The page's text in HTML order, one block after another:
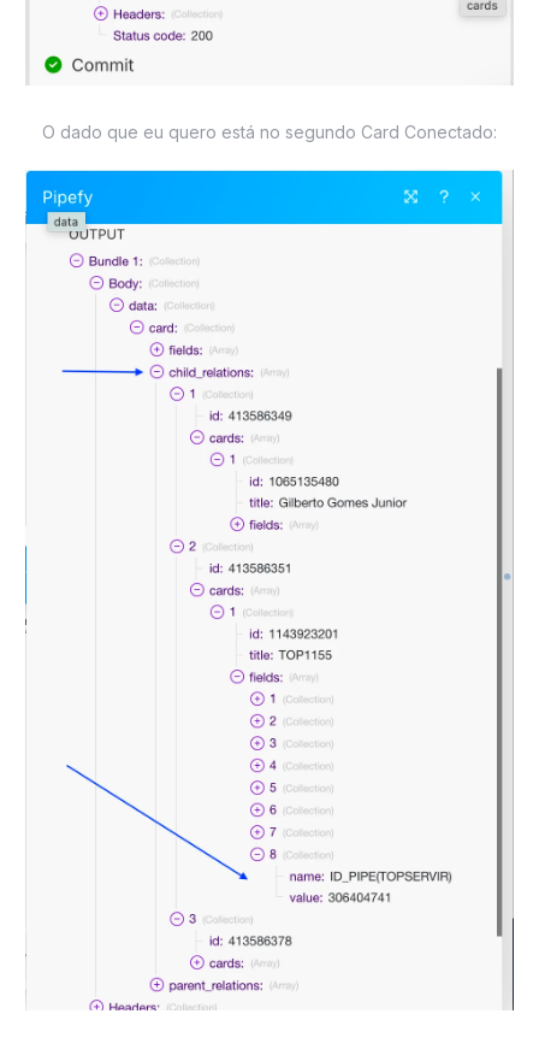
O dado que eu quero está no segundo Card Conectado: